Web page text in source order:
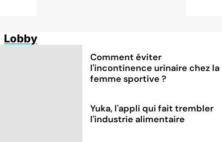
Lobby
Comment éviter
l'incontinence urinaire chez la
femme sportive ?
Yuka, l'appli qui fait trembler
l'industrie alimentaire